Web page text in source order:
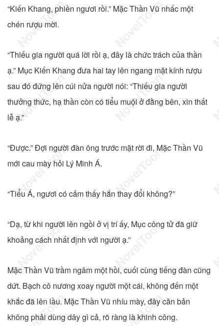
“Kiến Khang, phiền ngươi rồi.” Mặc Thần Vũ nhấc một
chén rượu mời.
“Thiếu gia người quá lời rồi ạ, đây là chức trách của thần
ạ.” Mục Kiến Khang đưa hai tay lên ngang mặt kính rượu
sau đó đứng lên cúi nửa người nói: “Thiếu gia người
thưởng thức, hạ thần còn có tiểu muội ở đằng bên, xin thất
lễ ạ.”
“Được.” Đợi người đàn ông trước mặt rời đi, Mặc Thần Vũ
mới cau mày hỏi Lý Minh Á.
“Tiểu Á, ngươi có cảm thấy hắn thay đổi không?”
“Dạ, từ khi người lên ngồi ở vị trí ấy, Mục công tử đã giữ
khoảng cách nhất định với người ạ.”
Mặc Thần Vũ trầm ngâm một hồi, cuối cùng tiếng đàn cũng
dứt. Bạch cô nương xoay người một cái, không đến một
khắc đã lên lầu. Mặc Thần Vũ nhíu mày, đây căn bản
không phải dùng dây gì cả, rõ ràng là khinh công.